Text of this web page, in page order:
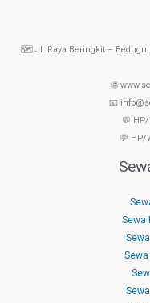
🗺️ Jl. Raya Beringkit –
🌐
📧
💬
💬 HP/
Sewa